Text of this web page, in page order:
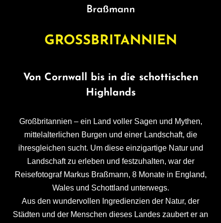
Braßmann
GROSSBRITANNIEN
Von Cornwall bis in die schottischen
Highlands
Großbritannien – ein Land voller Sagen und Mythen,
mittelalterlichen Burgen und einer Landschaft, die
ihresgleichen sucht. Um diese einzigartige Natur und
Landschaft zu erleben und festzuhalten, war der
Reisefotograf Markus Braßmann, 8 Monate in England,
Wales und Schottland unterwegs.
Aus den wundervollen Ingredienzien der Natur, der
Städten und der Menschen dieses Landes zaubert er an